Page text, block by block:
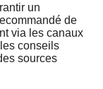
un
de
via les canaux
conseils
sources